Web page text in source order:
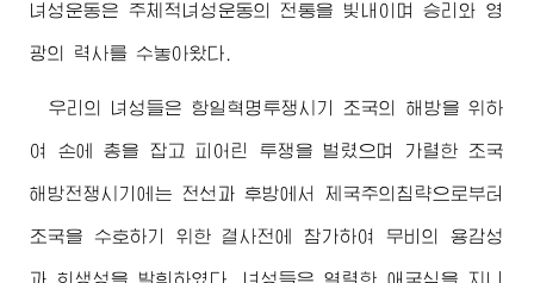
녀성운동은 주체적녀성운동의 전통을 빛내이며 승리와 영
광의 력사를 수놓아왔다.
우리의 녀성들은 항일혁명투쟁시기 조국의 해방을 위하
여 손에 총을 잡고 피어린 투쟁을 벌렸으며 가렬한 조국
해방전쟁시기에는 전선과 후방에서 제국주의침략으로부터
조국을 수호하기 위한 결사전에 참가하여 무비의 용감성
과 희생성을 발휘하였다. 녀성들은 열렬한 애국심을 지니